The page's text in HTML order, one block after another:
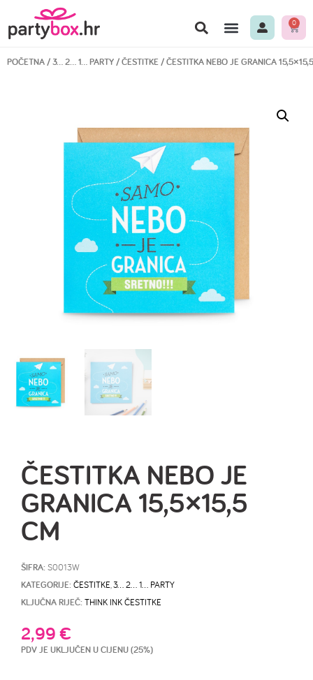
0
POČETNA/3… 2… 1… PARTY/ČESTITKE/ ČESTITKA NEBO JE GRANICA
ČESTITKA NEBO JE
GRANICA 15,5×15,5
CM
ŠIFRA: S0013W
KATEGORIJE: ČESTITKE,3… 2… 1… PARTY
KLJUČNA RIJEČ: THINK INK ČESTITKE
2,99€
PDV JE UKLJUČEN U CIJENU (25%)